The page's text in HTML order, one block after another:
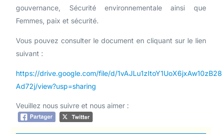
gouvernance, Sécurité environnementale ainsi que
Femmes, paix et sécurité.
Vous pouvez consulter le document en cliquant sur le lien
suivant :
https://drive.google.com/file/d/
Ad72j/view?usp=sharing
Veuillez nous suivre et nous aimer :